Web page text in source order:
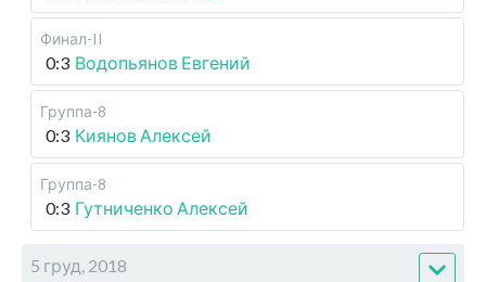
Финал-II
0:3 Водопьянов Евгений
Группа-8
0:3 Киянов Алексей
Группа-8
0:3 Гутниченко Алексей
5 груд, 2018